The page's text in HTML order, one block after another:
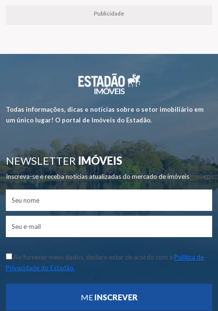
Publicidade
Todas informações, dicas e notícias sobre o setor imobiliário em
um único lugar! O portal de Imóveis do Estadão.
NEWSLETTERIMÓVEIS
Inscreva-se e receba notícias atualizadas do mercado de imóveis
Ao fornecer meus dados, declaro estar de acordo com a Política de
Privacidade do Estadão.
ME INSCREVER